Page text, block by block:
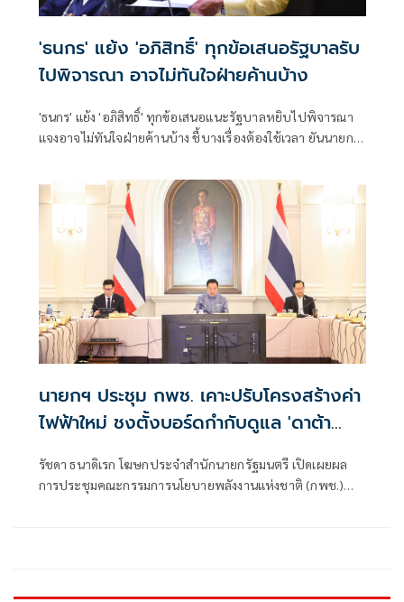
'ธนกร' แย้ง 'อภิสิทธิ์' ทุกข้อเสนอรัฐบาลรับ
ไปพิจารณา อาจไม่ทันใจฝ่ายค้านบ้าง
'ธนกร' แย้ง 'อภิสิทธิ์' ทุกข้อเสนอแนะรัฐบาลหยิบไปพิจารณา
แจงอาจไม่ทันใจฝ่ายค้านบ้าง ชี้บางเรื่องต้องใช้เวลา ยันนายกฯ
นายกฯ ประชุม กพช. เคาะปรับโครงสร้างค่า
ไฟฟ้าใหม่ ชงตั้งบอร์ดกำกับดูแล 'ดาต้า
รัชดา ธนาดิเรก โฆษกประจำสำนักนายกรัฐมนตรี เปิดเผยผล
การประชุมคณะกรรมการนโยบายพลังงานแห่งชาติ (กพช.)